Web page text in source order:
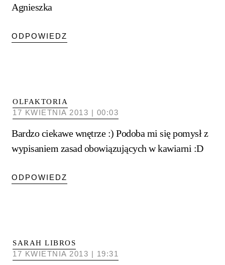
Agnieszka
ODPOWIEDZ
OLFAKTORIA
17 KWIETNIA 2013 | 00:03
Bardzo ciekawe wnętrze :) Podoba mi się pomysł z
wypisaniem zasad obowiązujących w kawiarni :D
ODPOWIEDZ
SARAH LIBROS
17 KWIETNIA 2013 | 19:31